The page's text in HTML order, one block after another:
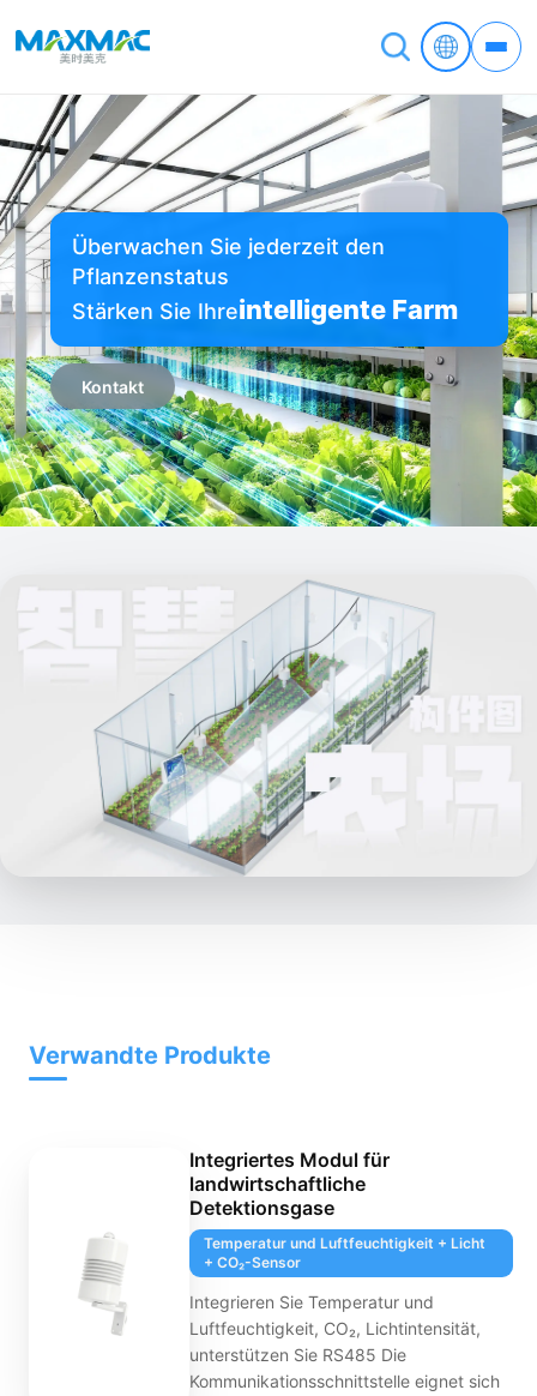
Überwachen Sie jederzeit den
Pflanzenstatus
Stärken Sie Ihreintelligente Farm
Kontakt
Verwandte Produkte
Integriertes Modul für
landwirtschaftliche
Detektionsgase
Temperatur und Luftfeuchtigkeit + Licht
+ CO₂-Sensor
Integrieren Sie Temperatur und
Luftfeuchtigkeit, CO₂, Lichtintensität,
unterstützen Sie RS485 Die
Kommunikationsschnittstelle eignet sich